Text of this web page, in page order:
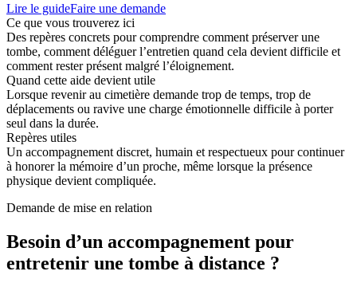
Lire le guideFaire une demande
Ce que vous trouverez ici
Des repères concrets pour comprendre comment préserver une
tombe, comment déléguer l’entretien quand cela devient difficile et
comment rester présent malgré l’éloignement.
Quand cette aide devient utile
Lorsque revenir au cimetière demande trop de temps, trop de
déplacements ou ravive une charge émotionnelle difficile à porter
seul dans la durée.
Repères utiles
Un accompagnement discret, humain et respectueux pour continuer
à honorer la mémoire d’un proche, même lorsque la présence
physique devient compliquée.
Demande de mise en relation
Besoin d’un accompagnement pour
entretenir une tombe à distance ?